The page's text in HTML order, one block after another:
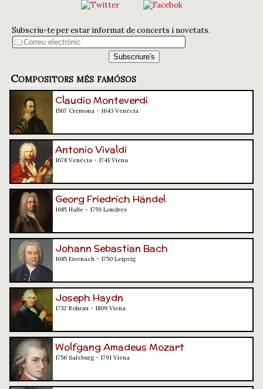
Subscriu-te per estar informat de concerts i novetats.
Compositors més famósos
Claudio Monteverdi
1567 Cremona - 1643 Venècia
Antonio Vivaldi
1678 Venècia - 1741 Viena
Georg Friedrich Händel
1685 Halle - 1759 Londres
Johann Sebastian Bach
1685 Eisenach - 1750 Leipzig
Joseph Haydn
1732 Rohrau - 1809 Viena
Wolfgang Amadeus Mozart
1756 Salzburg - 1791 Viena